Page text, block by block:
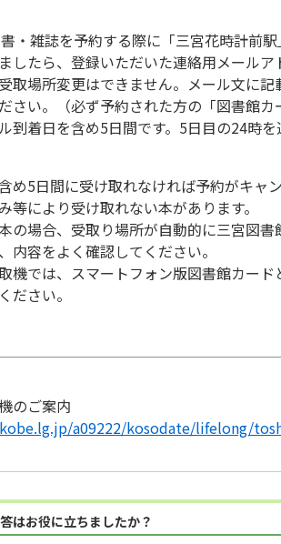
・雑誌を予約する際に「三宮花時計前
したら、登録いただいた連絡用メールア
取場所変更はできません。メール文に
さい。（必ず予約された方の「図書館カ
到着日を含め5日間です。5日目の24時
め5日間に受け取れなければ予約がキャ
等により受け取れない本があります。
の場合、受取り場所が自動的に三宮図
内容をよく確認してください。
機では、スマートフォン版図書館カー
ださい。
のご案内
a09222/kosodate/lifelong/
はお役に立ちましたか？